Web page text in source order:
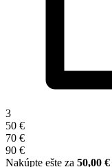
3
50 €
70 €
90 €
Nakúpte ešte za 50,00 €